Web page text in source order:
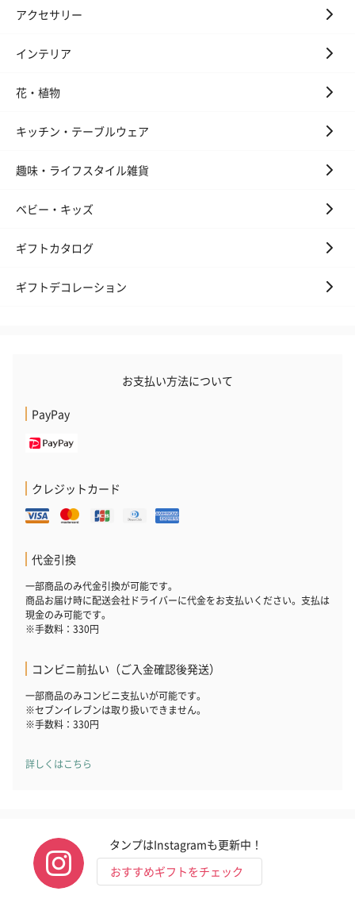
アクセサリー
インテリア
花・植物
キッチン・テーブルウェア
趣味・ライフスタイル雑貨
ベビー・キッズ
ギフトカタログ
ギフトデコレーション
お支払い方法について
PayPay
クレジットカード
代金引換
一部商品のみ代金引換が可能です。
商品お届け時に配送会社ドライバーに代金をお支払いください。支払は
現金のみ可能です。
※手数料：330円
コンビニ前払い（ご入金確認後発送）
一部商品のみコンビニ支払いが可能です。
※セブンイレブンは取り扱いできません。
※手数料：330円
詳しくはこちら
タンプはInstagramも更新中！
おすすめギフトをチェック